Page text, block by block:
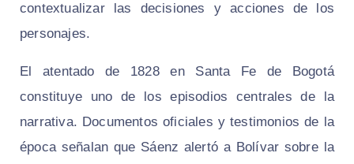
contextualizar las decisiones y acciones de los
personajes.
El atentado de 1828 en Santa Fe de Bogotá
constituye uno de los episodios centrales de la
narrativa. Documentos oficiales y testimonios de la
época señalan que Sáenz alertó a Bolívar sobre la